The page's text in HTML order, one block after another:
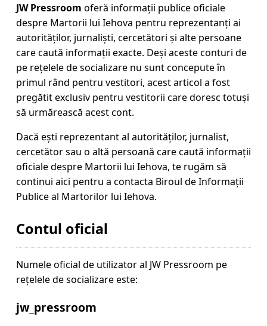
JW Pressroom oferă informații publice oficiale
despre Martorii lui Iehova pentru reprezentanți ai
autorităților, jurnaliști, cercetători și alte persoane
care caută informații exacte. Deși aceste conturi de
pe rețelele de socializare nu sunt concepute în
primul rând pentru vestitori, acest articol a fost
pregătit exclusiv pentru vestitorii care doresc totuși
să urmărească acest cont.
Dacă ești reprezentant al autorităților, jurnalist,
cercetător sau o altă persoană care caută informații
oficiale despre Martorii lui Iehova, te rugăm să
continui aici pentru a contacta Biroul de Informații
Publice al Martorilor lui Iehova.
Contul oficial
Numele oficial de utilizator al JW Pressroom pe
rețelele de socializare este:
jw_pressroom